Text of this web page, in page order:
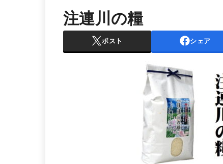
注連川の糧
ポスト シェア